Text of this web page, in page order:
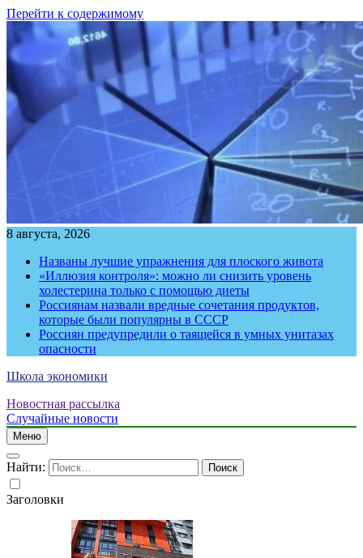
Перейти к содержимому
8 августа, 2026
Названы лучшие упражнения для плоского живота
«Иллюзия контроля»: можно ли снизить уровень
холестерина только с помощью диеты
Россиянам назвали вредные сочетания продуктов,
которые были популярны в СССР
Россиян предупредили о таящейся в умных унитазах
опасности
Школа экономики
Новостная рассылка
Случайные новости
Меню
Найти:
Заголовки